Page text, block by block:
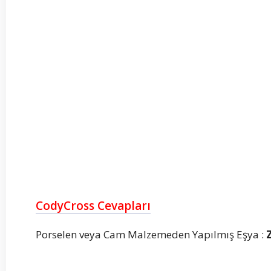
CodyCross Cevapları
Porselen veya Cam Malzemeden Yapılmış Eşya :